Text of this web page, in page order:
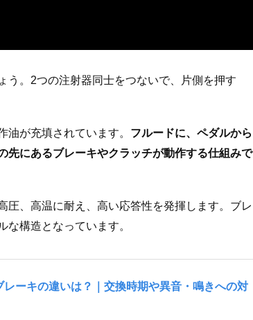
う。2つの注射器同士をつないで、片側を押す
油が充填されています。 フルードに、ペダルから
先にあるブレーキやクラッチが動作する仕組みで
圧、高温に耐え、高い応答性を発揮します。ブレ
構造となっています。